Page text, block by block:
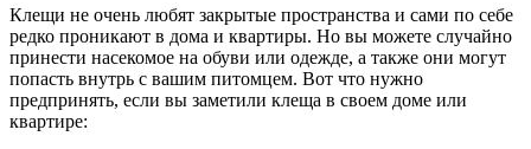
Клещи не очень любят закрытые пространства и сами по себе
редко проникают в дома и квартиры. Но вы можете случайно
принести насекомое на обуви или одежде, а также они могут
попасть внутрь с вашим питомцем. Вот что нужно
предпринять, если вы заметили клеща в своем доме или
квартире: